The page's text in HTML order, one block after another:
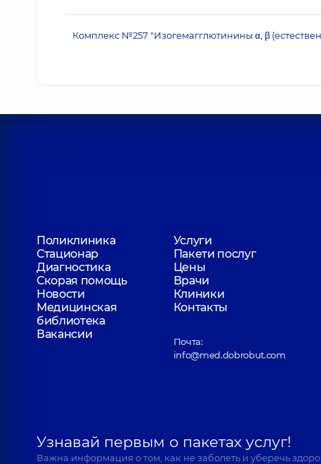
Комплекс №257 "Изогемагглютинины α, β
Поликлиника
Услуги
Стационар
Пакети послуг
Диагностика
Цены
Скорая помощь
Врачи
Новости
Клиники
Медицинская
библиотека
Контакты
Вакансии
Почта:
info@med.dobrobut.com
Узнавай первым о пакетах услуг!
Важна информация о том, как не заболеть и уберечь